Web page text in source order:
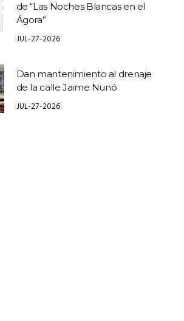
de “Las Noches Blancas en el
Ágora”
JUL-27-2026
Dan mantenimiento al drenaje
de la calle Jaime Nunó
JUL-27-2026